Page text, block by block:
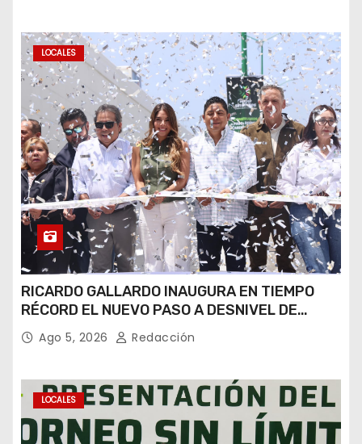
LOCALES
RICARDO GALLARDO INAUGURA EN TIEMPO
RÉCORD EL NUEVO PASO A DESNIVEL DE
CIRCUITO POTOSÍ
Ago 5, 2026 Redacción
LOCALES